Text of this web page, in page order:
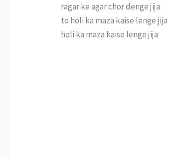
ragar ke agar chor denge jija
to holi ka maza kaise lenge jija
holi ka maza kaise lenge jija